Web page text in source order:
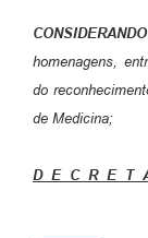
CONSIDERANDO
homenagens,
do
de Medicina;
D E C R E T